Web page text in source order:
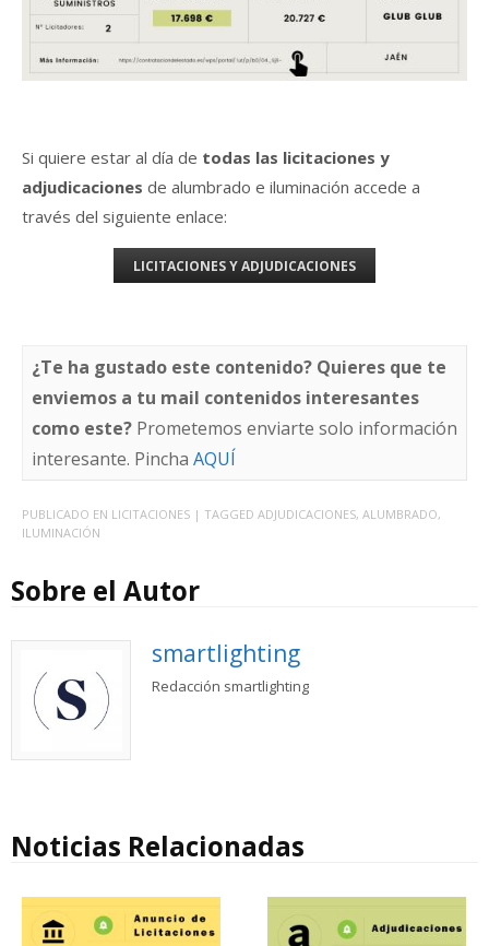
Si quiere estar al día de todas las licitaciones y
adjudicaciones de alumbrado e iluminación accede a
través del siguiente enlace:
LICITACIONES Y ADJUDICACIONES
¿Te ha gustado este contenido? Quieres que te
enviemos a tu mail contenidos interesantes
como este? Prometemos enviarte solo información
interesante. Pincha AQUÍ
PUBLICADO EN LICITACIONES | TAGGED ADJUDICACIONES, ALUMBRADO,
ILUMINACIÓN
Sobre el Autor
smartlighting
Redacción smartlighting
Noticias Relacionadas